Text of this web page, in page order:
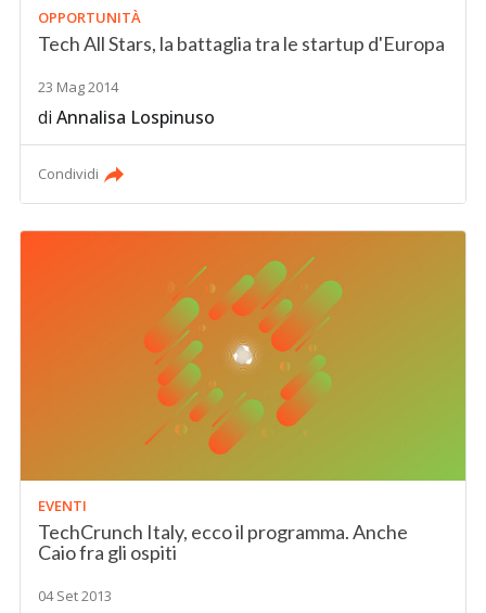
OPPORTUNITÀ
Tech All Stars, la battaglia tra le startup d'Europa
23 Mag 2014
diAnnalisa Lospinuso
Condividi
EVENTI
TechCrunch Italy, ecco il programma. Anche
Caio fra gli ospiti
04 Set 2013